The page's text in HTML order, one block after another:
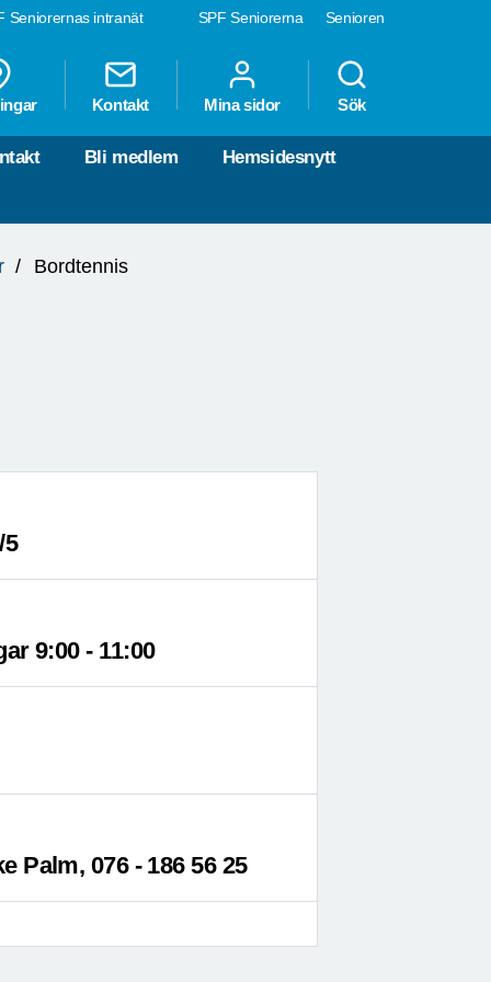
SPF Seniorerna Senioren
Seniorernas intranät
Kontakt Mina sidor Sök
Bli medlem Hemsidesnytt
Bordtennis
5
9:00 - 11:00
Palm, 076 - 186 56 25